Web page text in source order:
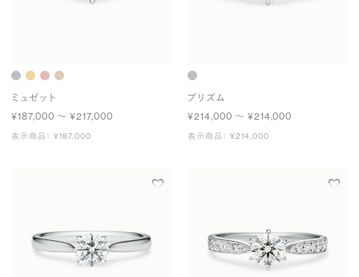
ミュゼット
¥187,000 〜 ¥217,000
表示商品： ¥187,000
プリズム
¥214,000 〜 ¥214,000
表示商品： ¥214,000